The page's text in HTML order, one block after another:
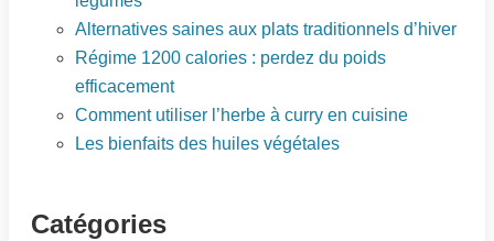
Alternatives saines aux plats traditionnels d’hiver
Régime 1200 calories : perdez du poids
efficacement
Comment utiliser l’herbe à curry en cuisine
Les bienfaits des huiles végétales
Catégories